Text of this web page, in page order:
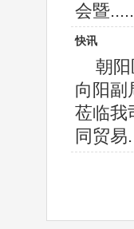
会暨
快讯
朝
向阳副
莅临我
同贸易